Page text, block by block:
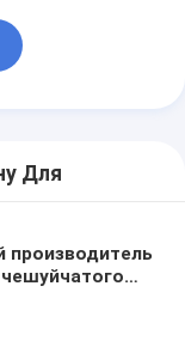
Для
производитель